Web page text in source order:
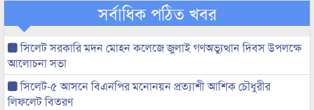
সর্বাধিক পঠিত খবর
সিলেট সরকারি মদন মোহন কলেজে জুলাই গণঅভ্যুত্থান দিবস উপলক্ষে
আলোচনা সভা
সিলেট-৫ আসনে বিএনপির মনোনয়ন প্রত্যাশী আশিক চৌধুরীর
লিফলেট বিতরণ